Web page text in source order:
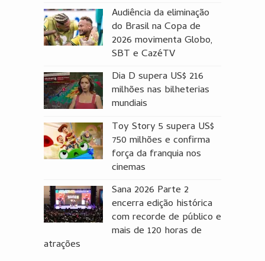
Audiência da eliminação
do Brasil na Copa de
2026 movimenta Globo,
SBT e CazéTV
Dia D supera US$ 216
milhões nas bilheterias
mundiais
Toy Story 5 supera US$
750 milhões e confirma
força da franquia nos
cinemas
Sana 2026 Parte 2
encerra edição histórica
com recorde de público e
mais de 120 horas de
atrações